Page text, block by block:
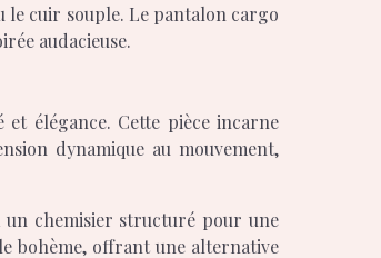
le cuir souple. Le pantalon cargo
audacieuse.
élégance. Cette pièce incarne
dynamique au mouvement,
un chemisier structuré pour une
bohème, offrant une alternative